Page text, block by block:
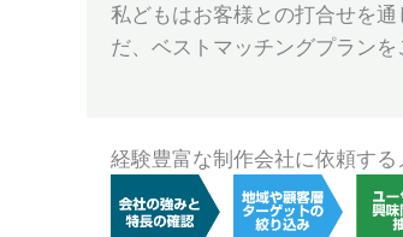
私どもはお客様との打合せを
だ、ベストマッチングプランを
経験豊富な制作会社に依頼する